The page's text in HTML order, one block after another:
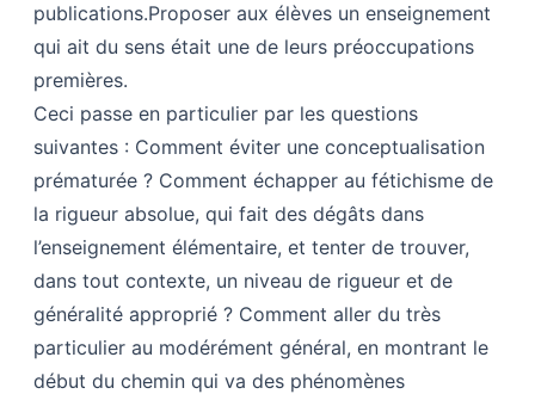
publications.Proposer aux élèves un enseignement
qui ait du sens était une de leurs préoccupations
premières.
Ceci passe en particulier par les questions
suivantes : Comment éviter une conceptualisation
prématurée ? Comment échapper au fétichisme de
la rigueur absolue, qui fait des dégâts dans
l’enseignement élémentaire, et tenter de trouver,
dans tout contexte, un niveau de rigueur et de
généralité approprié ? Comment aller du très
particulier au modérément général, en montrant le
début du chemin qui va des phénomènes